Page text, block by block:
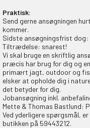
Praktisk:
Send gerne ansøgningen
kommer.
Sidste ansøgningsfrist dog:
Tiltrædelse: snarest!
Vi skal bruge en skriftlig
præcis har brug for dig og
primært jagt, outdoor og
elsker at opholde dig i
det betyder for dig.
Jobansøgning inkl.
Mette & Thomas Bastlund:
Ved yderligere spørgsmål,
butikken på 59443212.